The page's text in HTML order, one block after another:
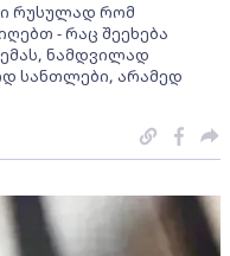
რუსულად რომ
- რაც შეეხება
ნამდვილად
სანთლები, არამედ